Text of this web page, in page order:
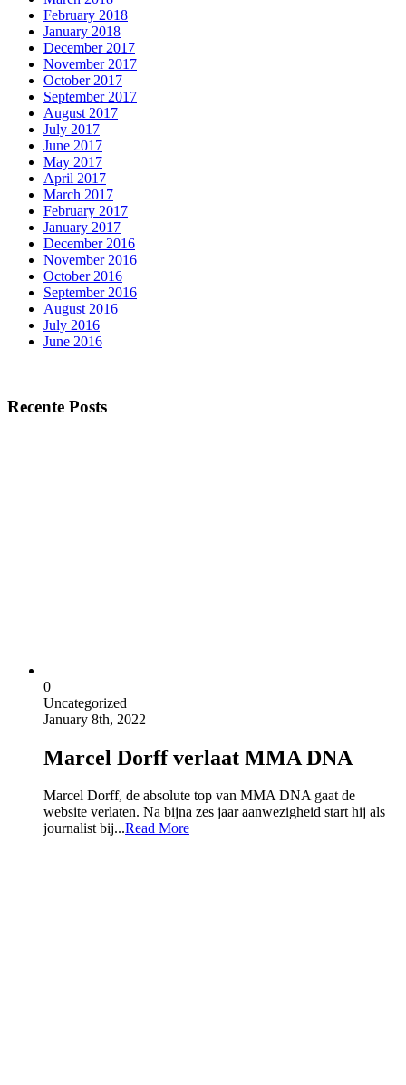
February 2018
January 2018
December 2017
November 2017
October 2017
September 2017
August 2017
July 2017
June 2017
May 2017
April 2017
March 2017
February 2017
January 2017
December 2016
November 2016
October 2016
September 2016
August 2016
July 2016
June 2016
Recente Posts
0
Uncategorized
January 8th, 2022
Marcel Dorff verlaat MMA DNA
Marcel Dorff, de absolute top van MMA DNA gaat de
website verlaten. Na bijna zes jaar aanwezigheid start hij als
journalist bij...Read More